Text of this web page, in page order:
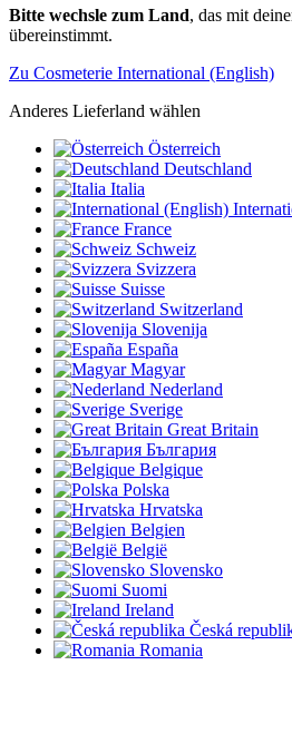
Bitte wechsle zum Land, das mit
übereinstimmt.
Zu Cosmeterie International (English)
Anderes Lieferland wählen
Österreich
Deutschland
Italia
France
Schweiz
Svizzera
Suisse
Switzerland
Slovenija
España
Magyar
Nederland
Sverige
Great Britain
България
Belgique
Polska
Hrvatska
Belgien
België
Slovensko
Suomi
Ireland
Česká
Romania